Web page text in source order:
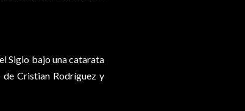
Siglo bajo una catarata
Cristian Rodríguez y